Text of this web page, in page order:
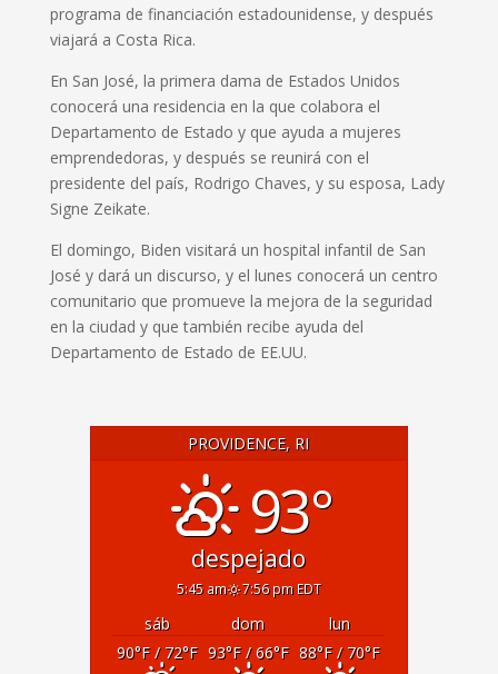
programa de financiación estadounidense, y después
viajará a Costa Rica.
En San José, la primera dama de Estados Unidos
conocerá una residencia en la que colabora el
Departamento de Estado y que ayuda a mujeres
emprendedoras, y después se reunirá con el
presidente del país, Rodrigo Chaves, y su esposa, Lady
Signe Zeikate.
El domingo, Biden visitará un hospital infantil de San
José y dará un discurso, y el lunes conocerá un centro
comunitario que promueve la mejora de la seguridad
en la ciudad y que también recibe ayuda del
Departamento de Estado de EE.UU.
PROVIDENCE, RI
93°
despejado
5:45 am 7:56 pm EDT
sáb dom
lun
90°F/ 72°F 93°F/ 66°F 88°F/ 70°F